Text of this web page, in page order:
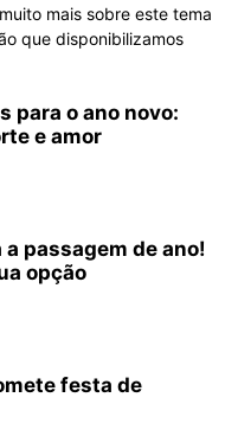
mais sobre este tema
que disponibilizamos
para o ano novo:
e amor
a passagem de ano!
opção
festa de